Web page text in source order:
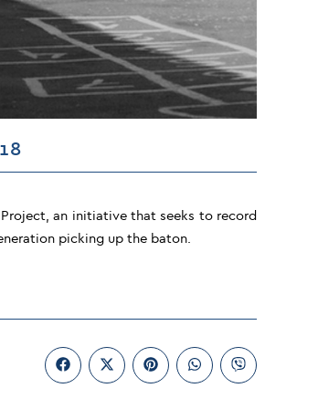
an initiative that seeks to record
picking up the baton.
Opens
in
Opens
in
Opens
in
Opens
in
Opens
in